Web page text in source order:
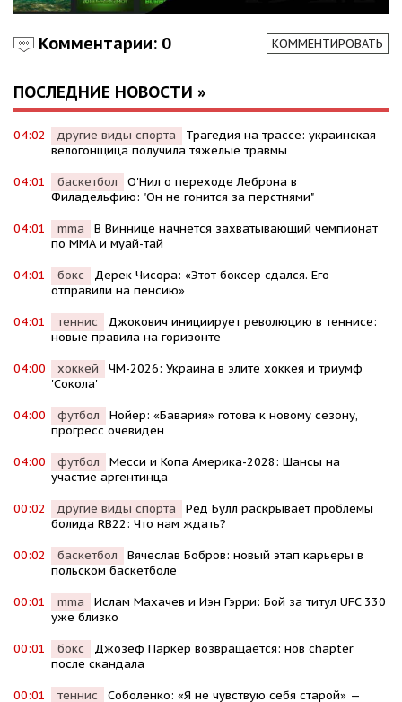
Комментарии: 0 КОММЕНТИРОВАТЬ
ПОСЛЕДНИЕ НОВОСТИ »
04:02 другие виды спорта
Трагедия на трассе: украинская
велогонщица получила тяжелые травмы
04:01 баскетбол
О'Нил о переходе Леброна в
Филадельфию: "Он не гонится за перстнями"
04:01 mma
В Виннице начнется захватывающий чемпионат
по ММА и муай-тай
04:01 бокс
Дерек Чисора: «Этот боксер сдался. Его
отправили на пенсию»
04:01 теннис
Джокович инициирует революцию в теннисе:
новые правила на горизонте
04:00 хоккей
ЧМ-2026: Украина в элите хоккея и триумф
'Сокола'
04:00 футбол
Нойер: «Бавария» готова к новому сезону,
прогресс очевиден
04:00 футбол
Месси и Копа Америка-2028: Шансы на
участие аргентинца
00:02 другие виды спорта
Ред Булл раскрывает проблемы
болида RB22: Что нам ждать?
00:02 баскетбол
Вячеслав Бобров: новый этап карьеры в
польском баскетболе
00:01 mma
Ислам Махачев и Иэн Гэрри: Бой за титул UFC 330
уже близко
00:01 бокс
Джозеф Паркер возвращается: нов chapter
после скандала
00:01 теннис Соболенко: «Я не чувствую себя старой» —